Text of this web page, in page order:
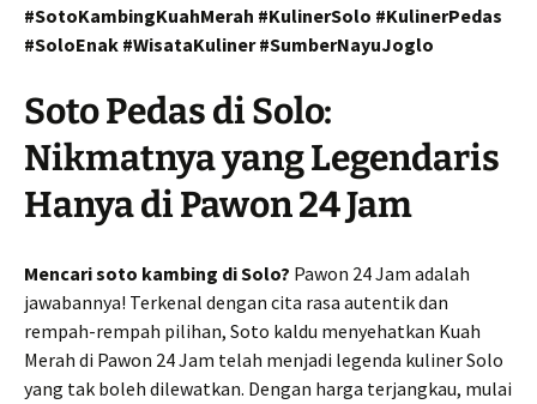
#SotoKambingKuahMerah #KulinerSolo #KulinerPedas
#SoloEnak #WisataKuliner #SumberNayuJoglo
Soto Pedas di Solo:
Nikmatnya yang Legendaris
Hanya di Pawon 24 Jam
Mencari soto kambing di Solo? Pawon 24 Jam adalah
jawabannya! Terkenal dengan cita rasa autentik dan
rempah-rempah pilihan, Soto kaldu menyehatkan Kuah
Merah di Pawon 24 Jam telah menjadi legenda kuliner Solo
yang tak boleh dilewatkan. Dengan harga terjangkau, mulai